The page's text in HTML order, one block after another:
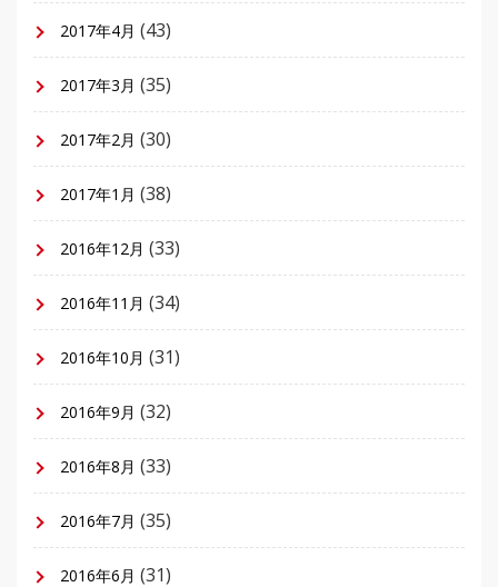
2017年4月 (43)
2017年3月 (35)
2017年2月 (30)
2017年1月 (38)
2016年12月 (33)
2016年11月 (34)
2016年10月 (31)
2016年9月 (32)
2016年8月 (33)
2016年7月 (35)
2016年6月 (31)